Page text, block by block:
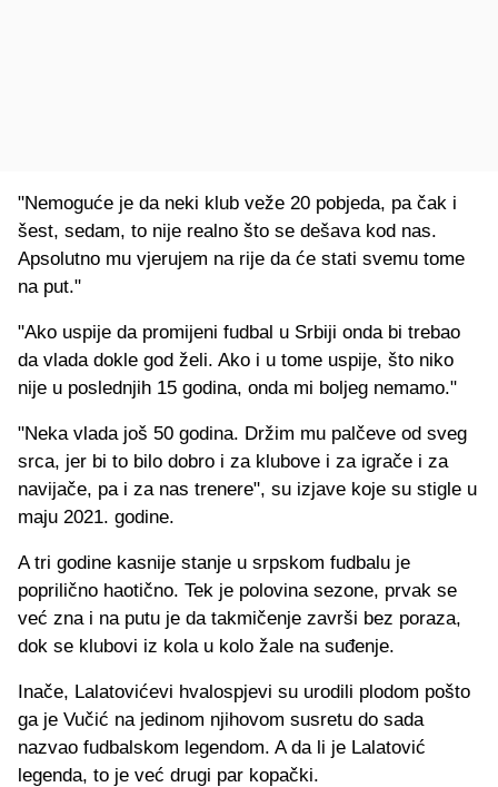
"Nemoguće je da neki klub veže 20 pobjeda, pa čak i
šest, sedam, to nije realno što se dešava kod nas.
Apsolutno mu vjerujem na rije da će stati svemu tome
na put."
"Ako uspije da promijeni fudbal u Srbiji onda bi trebao
da vlada dokle god želi. Ako i u tome uspije, što niko
nije u poslednjih 15 godina, onda mi boljeg nemamo."
"Neka vlada još 50 godina. Držim mu palčeve od sveg
srca, jer bi to bilo dobro i za klubove i za igrače i za
navijače, pa i za nas trenere", su izjave koje su stigle u
maju 2021. godine.
A tri godine kasnije stanje u srpskom fudbalu je
poprilično haotično. Tek je polovina sezone, prvak se
već zna i na putu je da takmičenje završi bez poraza,
dok se klubovi iz kola u kolo žale na suđenje.
Inače, Lalatovićevi hvalospjevi su urodili plodom pošto
ga je Vučić na jedinom njihovom susretu do sada
nazvao fudbalskom legendom. A da li je Lalatović
legenda, to je već drugi par kopački.